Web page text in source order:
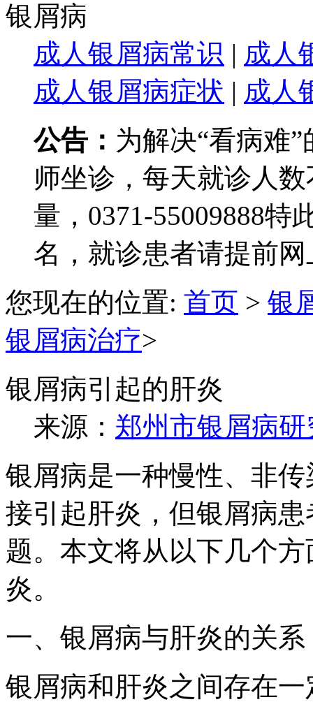
银屑病
成人银屑病常识 | 成人
成人银屑病症状 | 成人
公告： 为解决“看病难
师坐诊，每天就诊人
量，0371-55009888特
名，就诊患者请提前
您现在的位置: 首页 > 银
银屑病治疗>
银屑病引起的肝炎
来源： 郑州市银屑病研
银屑病是一种慢性、非
接引起肝炎，但银屑病
题。本文将从以下几个
炎。
一、银屑病与肝炎的关系
银屑病和肝炎之间存在